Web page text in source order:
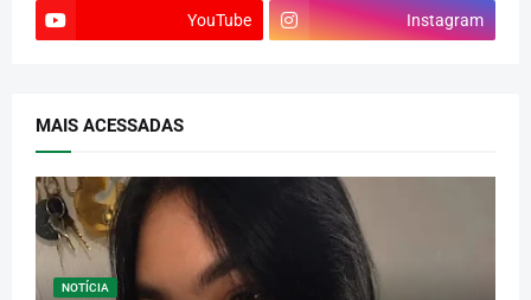
YouTube Instagram
MAIS ACESSADAS
NOTÍCIA